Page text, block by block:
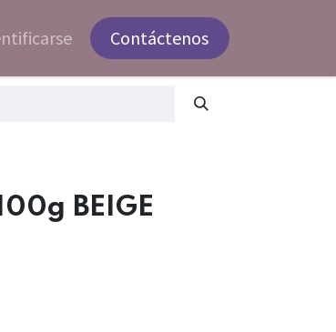
Contáctenos
BEIGE